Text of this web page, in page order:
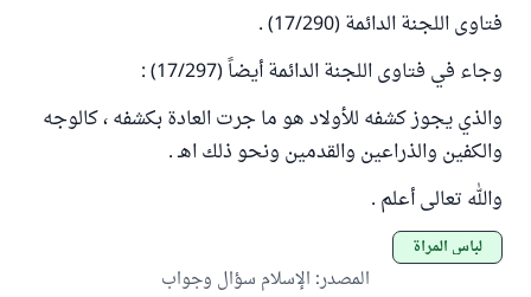
فتاوى اللجنة الدائمة (17/290) .
وجاء في فتاوى اللجنة الدائمة أيضاً (17/297) :
والذي يجوز كشفه للأولاد هو ما جرت العادة بكشفه ، كالوجه
والكفين والذراعين والقدمين ونحو ذلك اهـ .
والله تعالى أعلم .
لباس المرأة
المصدر: الإسلام سؤال وجواب